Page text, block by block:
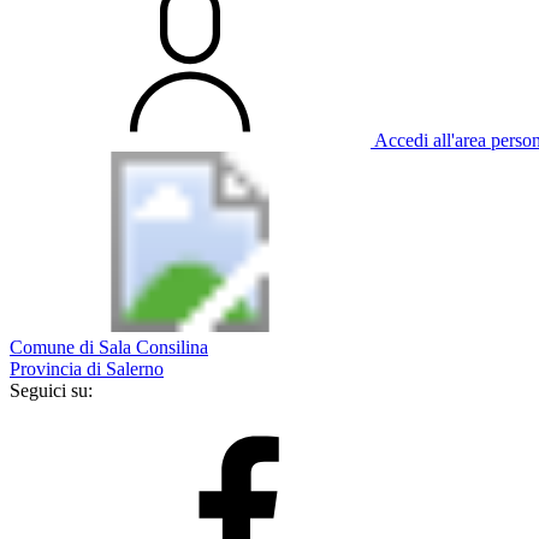
Accedi all'area
Comune di Sala Consilina
Provincia di Salerno
Seguici su: